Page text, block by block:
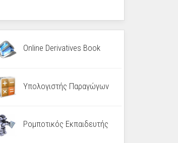
Online Derivatives Book
Υπολογιστής Παραγώγων
Ρομποτικός Εκπαιδευτής